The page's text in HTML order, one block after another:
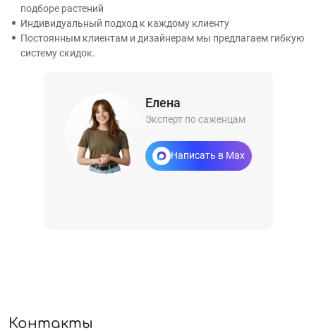
подборе растений
Индивидуальный подход к каждому клиенту
Постоянным клиентам и дизайнерам мы предлагаем гибкую
систему скидок.
Елена
Эксперт по саженцам
Написать в Max
Контакты